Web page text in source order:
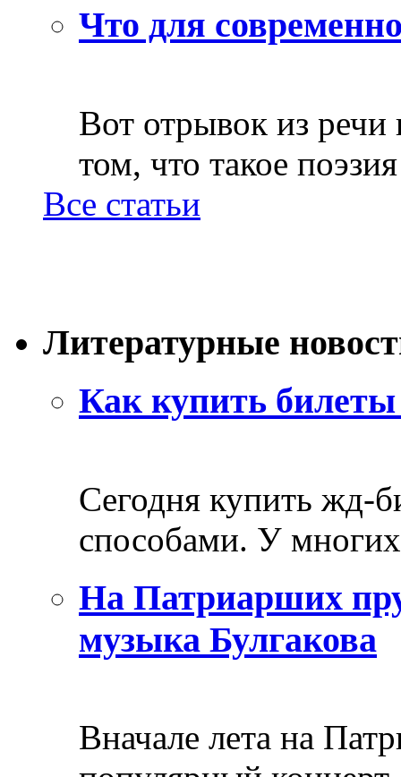
Что для
Вот отрывок из
том, что такое
Все статьи
Литературные
Как купить билеты
Сегодня купить жд-
способами. У
На Патриарших
музыка Булгакова
Вначале лета на